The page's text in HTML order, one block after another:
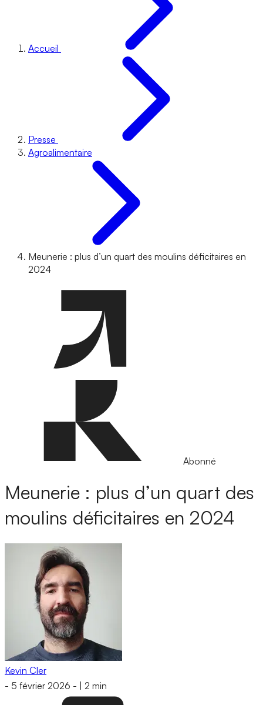
Accueil
Presse
Agroalimentaire
Meunerie : plus d’un quart des moulins déficitaires en
2024
Abonné
Meunerie : plus d’un quart des
moulins déficitaires en 2024
Kevin Cler
- 5 février 2026 - 2 min